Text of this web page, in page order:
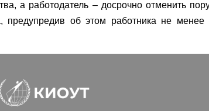
а работодатель – досрочно отменить
предупредив об этом работника не